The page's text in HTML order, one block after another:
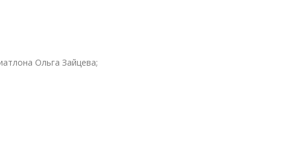
Ольга Зайцева;